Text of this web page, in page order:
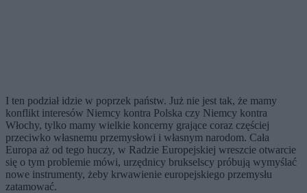
I ten podział idzie w poprzek państw. Już nie jest tak, że mamy
konflikt interesów Niemcy kontra Polska czy Niemcy kontra
Włochy, tylko mamy wielkie koncerny grające coraz częściej
przeciwko własnemu przemysłowi i własnym narodom. Cała
Europa aż od tego huczy, w Radzie Europejskiej wreszcie otwarcie
się o tym problemie mówi, urzędnicy brukselscy próbują wymyślać
nowe instrumenty, żeby krwawienie europejskiego przemysłu
zatamować.